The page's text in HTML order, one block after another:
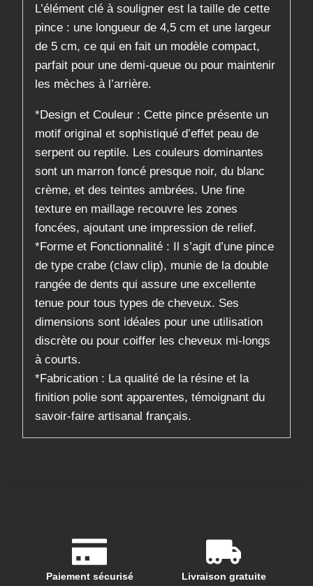
L’élément clé à souligner est la taille de cette
pince : une longueur de 4,5 cm et une largeur
de 5 cm, ce qui en fait un modèle compact,
parfait pour une demi-queue ou pour maintenir
les mèches à l’arrière.
*Design et Couleur : Cette pince présente un
motif original et sophistiqué d’effet peau de
serpent ou reptile. Les couleurs dominantes
sont un marron foncé presque noir, du blanc
crème, et des teintes ambrées. Une fine
texture en maillage recouvre les zones
foncées, ajoutant une impression de relief.
​*Forme et Fonctionnalité : Il s’agit d’une pince
de type crabe (claw clip), munie de la double
rangée de dents qui assure une excellente
tenue pour tous types de cheveux. Ses
dimensions sont idéales pour une utilisation
discrète ou pour coiffer les cheveux mi-longs
à courts.
​*Fabrication : La qualité de la résine et la
finition polie sont apparentes, témoignant du
savoir-faire artisanal français.
Paiement sécurisé Livraison gratuite